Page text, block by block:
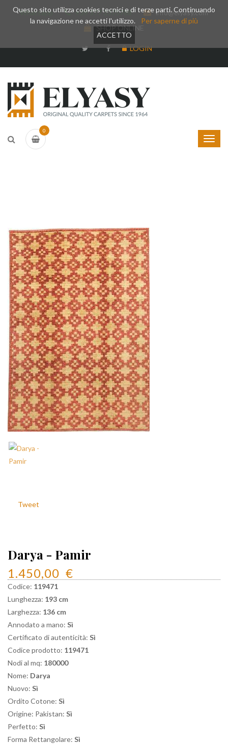
Whatsapp +39 377 3375788
info@elyasy.com
SHOP ONLINE
LOGIN
0
Tweet
Darya - Pamir
1.450,00 €
Codice: 119471
Lunghezza: 193 cm
Larghezza: 136 cm
Annodato a mano: Sì
Certificato di autenticità: Sì
Codice prodotto: 119471
Nodi al mq: 180000
Nome: Darya
Nuovo: Sì
Ordito Cotone: Sì
Origine: Pakistan: Sì
Perfetto: Sì
Forma Rettangolare: Sì
Questo sito utilizza cookies tecnici e di terze parti. Continuando
la navigazione ne accetti l'utilizzo.
Per saperne di più
ACCETTO